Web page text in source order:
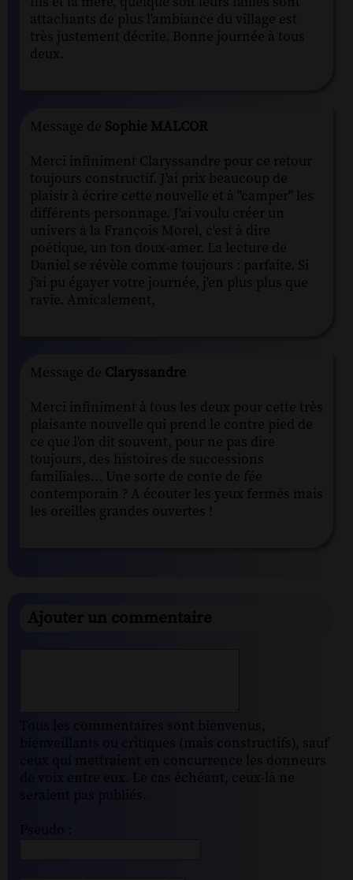
attachants de plus l'ambiance du village est
très justement décrite. Bonne journée à tous
deux.
Message de Sophie MALCOR
Merci infiniment Claryssandre pour ce retour
toujours constructif. J'ai prix beaucoup de
plaisir à écrire cette nouvelle et à "camper" les
différents personnage. J'ai voulu créer un
univers à la François Morel, c'est à dire
poétique, un ton doux-amer. La lecture de
Daniel se révèle comme toujours : parfaite. Si
j'ai pu égayer votre journée, j'en plus plus que
ravie. Amicalement,
Message de Claryssandre
Merci infiniment à tous les deux pour cette très
plaisante nouvelle qui prend le contre pied de
ce que l'on dit souvent, pour ne pas dire
toujours, des histoires de successions
familiales... Une sorte de conte de fée
contemporain ? A écouter les yeux fermés mais
les oreilles grandes ouvertes !
Ajouter un commentaire
Tous les commentaires sont bienvenus,
bienveillants ou critiques (mais constructifs), sauf
ceux qui mettraient en concurrence les donneurs
de voix entre eux. Le cas échéant, ceux-là ne
seraient pas publiés.
Pseudo :